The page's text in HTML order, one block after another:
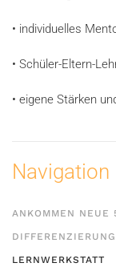
• individuelles
• Schüler-Eltern-
• eigene Stärken
Navigation
ANKOMMEN NEUE
DIFFERENZIERUNG
LERNWERKSTATT